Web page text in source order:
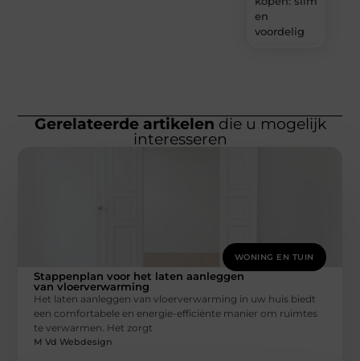
en
voordelig
Gerelateerde artikelen die u mogelijk
interesseren
WONING EN TUIN
Stappenplan voor het laten aanleggen
van vloerverwarming
Het laten aanleggen van vloerverwarming in uw huis biedt
een comfortabele en energie-efficiënte manier om ruimtes
te verwarmen. Het zorgt
M Vd Webdesign